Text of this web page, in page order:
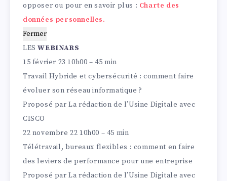
opposer ou pour en savoir plus : Charte des
données personnelles.
Fermer
LESWEBINARS
15 février 23 10h00 – 45 min
Travail Hybride et cybersécurité : comment faire
évoluer son réseau informatique ?
Proposé parLa rédaction de l’Usine Digitale avec
CISCO
22 novembre 22 10h00 – 45 min
Télétravail, bureaux flexibles : comment en faire
des leviers de performance pour une entreprise
Proposé parLa rédaction de l’Usine Digitale avec